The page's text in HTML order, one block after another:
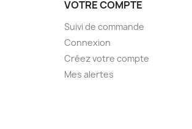
VOTRE COMPTE
Suivi de commande
Connexion
Créez votre compte
Mes alertes